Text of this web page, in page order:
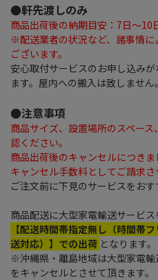
●軒先渡しのみ
商品出荷後の納期目安：7日～10
※配送業者の状況など、諸事情
ございます。
安心取付サービスのお申し込み
ます。屋内への搬入は致しません。
●注意事項
商品サイズ、設置場所のスペー
認ください。
商品出荷後のキャンセルにつき
キャンセル手数料としてご請求さ
ご注文前に下見のサービスをおす
商品配送に大型家電輸送サービス
【配送時間帯指定無し（時間帯
送対応）】での出荷 となります。
※沖縄県・離島地域は大型家電
をキャンセルとさせて頂きます。